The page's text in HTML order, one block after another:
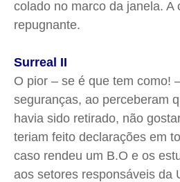
colado no marco da janela. A
repugnante.
Surreal II
O pior – se é que tem como!
seguranças, ao perceberam
havia sido retirado, não
teriam feito declarações em
caso rendeu um B.O e os
aos setores responsáveis da